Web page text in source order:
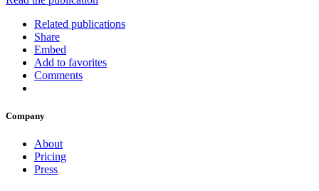
Related publications
Share
Embed
Add to favorites
Comments
Company
About
Pricing
Press